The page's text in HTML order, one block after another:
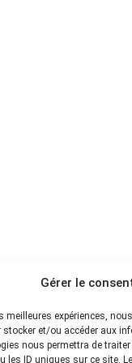
Gérer le
meilleures expériences,
stocker et/ou accéder aux
nous permettra de
les ID uniques sur ce site.